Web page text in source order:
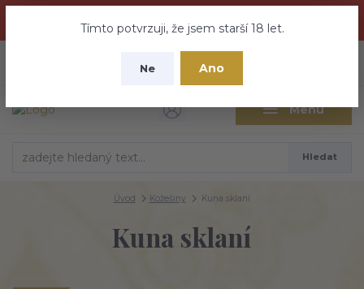
nebuďte vyděšeni zde najdete vše a ještě mnohem víc
Tímto potvrzuji, že jsem starší 18 let.
Ne Ano
Menu
CZK
Hledat
Úvod Kožešiny Kuna sklaní
Kuna sklaní